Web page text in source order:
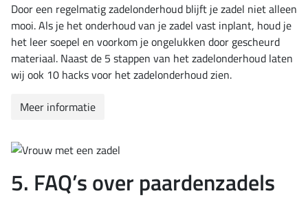
Door een regelmatig zadelonderhoud blijft je zadel niet alleen
mooi. Als je het onderhoud van je zadel vast inplant, houd je
het leer soepel en voorkom je ongelukken door gescheurd
materiaal. Naast de 5 stappen van het zadelonderhoud laten
wij ook 10 hacks voor het zadelonderhoud zien.
Meer informatie
5. FAQ’s over paardenzadels